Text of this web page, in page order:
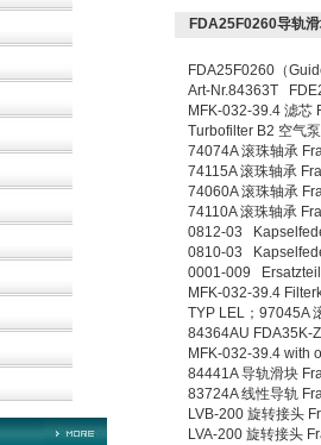
FDA25F0260导轨
FDA25F0260（
Art-Nr.84363T
MFK-032-39.4 滤芯
Turbofilter B2 空气
74074A 滚珠轴承
74115A 滚珠轴承
74060A 滚珠轴承
74110A 滚珠轴承
0812-03
0810-03
0001-009
MFK-032-39.4
TYP LEL；97045A
84364AU FDA35K-
MFK-032-39.4 with
84441A 导轨滑块
83724A 线性导轨
LVB-200 旋转接头
LVA-200 旋转接头